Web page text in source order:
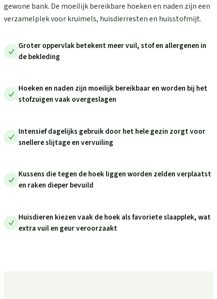
gewone bank. De moeilijk bereikbare hoeken en naden zijn een
verzamelplek voor kruimels, huisdierresten en huisstofmijt.
Groter oppervlak betekent meer vuil, stof en allergenen in
de bekleding
Hoeken en naden zijn moeilijk bereikbaar en worden bij het
stofzuigen vaak overgeslagen
Intensief dagelijks gebruik door het hele gezin zorgt voor
snellere slijtage en vervuiling
Kussens die tegen de hoek liggen worden zelden verplaatst
en raken dieper bevuild
Huisdieren kiezen vaak de hoek als favoriete slaapplek, wat
extra vuil en geur veroorzaakt